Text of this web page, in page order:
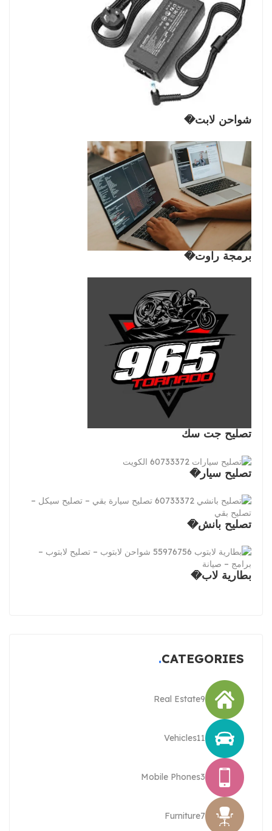
شواحن لابت�
برمجة راوت�
تصليح جت سك
تصليح سيار�
تصليح بانش�
بطارية لاب�
CATEGORIES
Real Estate9
Vehicles11
Mobile Phones3
Furniture7